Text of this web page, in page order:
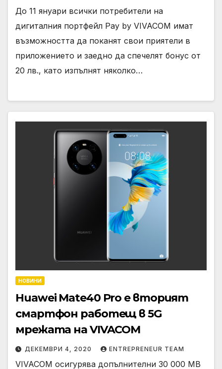
До 11 януари всички потребители на
дигиталния портфейл Pay by VIVACOM имат
възможността да поканят свои приятели в
приложението и заедно да спечелят бонус от
20 лв., като изпълнят няколко…
НОВИНИ
Huawei Mate40 Pro е вторият
смартфон работещ в 5G
мрежата на VIVACOM
ДЕКЕМВРИ 4, 2020 ENTREPRENEUR TEAM
VIVACOM осигурява допълнителни 30 000 МВ